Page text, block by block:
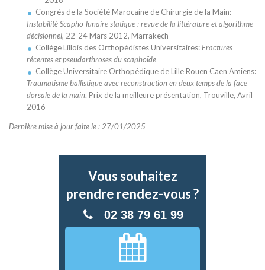
Congrès de la Société Marocaine de Chirurgie de la Main:
Instabilité Scapho-lunaire statique : revue de la littérature et algorithme
décisionnel, 22-24 Mars 2012, Marrakech
Collège Lillois des Orthopédistes Universitaires:Fractures
récentes et pseudarthroses du scaphoïde
Collège Universitaire Orthopédique de Lille Rouen Caen Amiens:
Traumatisme ballistique avec reconstruction en deux temps de la face
dorsale de la main. Prix de la meilleure présentation, Trouville, Avril
2016
Dernière mise à jour faite le : 27/01/2025
Vous souhaitez
prendre rendez-vous ?
02 38 79 61 99